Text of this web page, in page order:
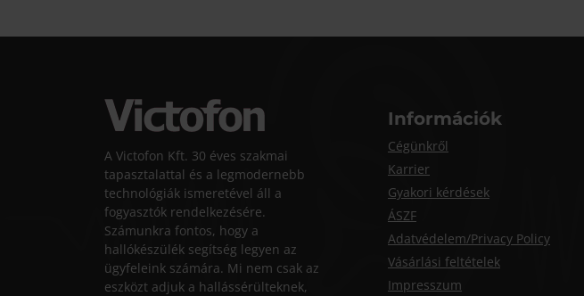
A Victofon Kft. 30 éves szakmai
tapasztalattal és a legmodernebb
technológiák ismeretével áll a
fogyasztók rendelkezésére.
Számunkra fontos, hogy a
hallókészülék segítség legyen az
ügyfeleink számára. Mi nem csak az
eszközt adjuk a hallássérülteknek,
Információk
Cégünkről
Karrier
Gyakori kérdések
ÁSZF
Adatvédelem/Privacy Policy
Vásárlási feltételek
Impresszum